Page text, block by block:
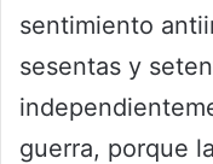
sentimiento
sesentas y
guerra, porque